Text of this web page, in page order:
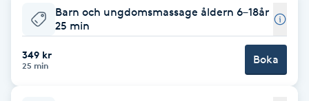
Fet hårbotten
Fettreducering
Barn och ungdomsmassage åldern 6–18år
25 min
349 kr
25 min Boka